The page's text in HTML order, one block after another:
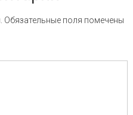
Обязательные поля помечены